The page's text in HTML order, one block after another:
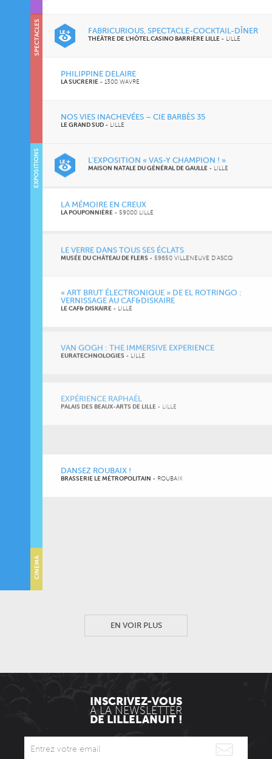
FABRICURIOUS, SPECTACLE-COCKTAIL-DÎNER
THÉÂTRE DE L'HÔTEL CASINO BARRIÈRE LILLE - LILLE
PHILIPPINE DELAIRE
LA SUCRERIE - 1300 WAVRE
NOS VIES INACHEVÉES – CIE BARBÈS 35
LE GRAND SUD - LILLE
SPECTACLES
L’EXPOSITION « VAS-Y CHAMPION ! »
MAISON NATALE DU GÉNÉRAL DE GAULLE - LILLE
LA MÉMOIRE EN CREUX
LA POUPONNIÈRE - 59000 LILLE
LE VERRE DANS TOUS SES ÉCLATS
MUSÉE DU CHÂTEAU DE FLERS-59650 VILLENEUVE D'ASCQ
« ART BRUT ÉLECTRONIQUE » DE EL ROTRINGO :
VERNISSAGE AU CAF&DISKAIRE
LE CAF& DISKAIRE-LILLE
EURATECHNOLOGIES -LILLE
DANSEZ ROUBAIX !
BRASSERIE LE MÉTROPOLITAIN - ROUBAIX
EXPOSITIONS
CINÉMA
EN VOIR PLUS
INSCRIVEZ-VOUS
À LA NEWSLETTER
DE LILLELANUIT !